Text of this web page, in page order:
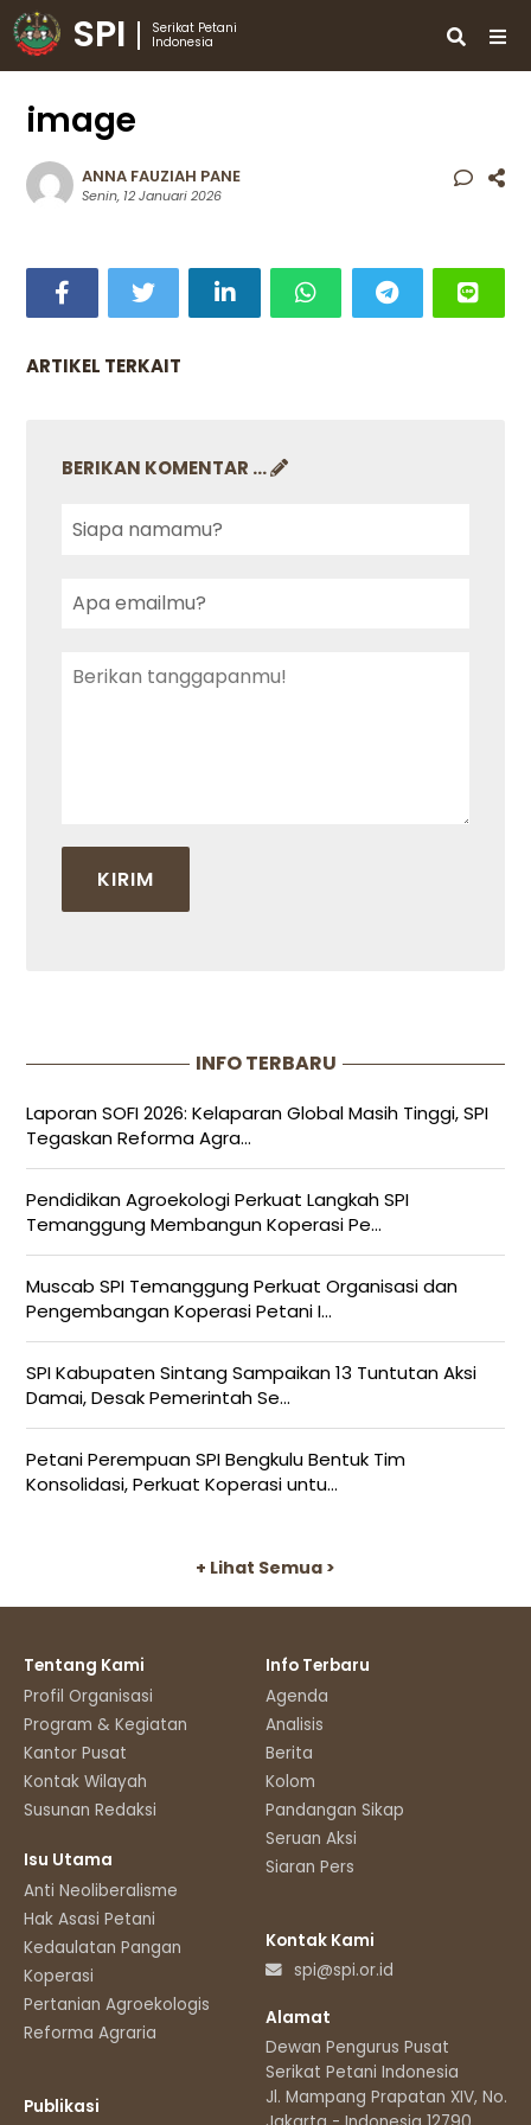
SPI
Serikat Petani
Indonesia
image
ANNA FAUZIAH PANE
Senin, 12 Januari 2026
ARTIKEL TERKAIT
BERIKAN KOMENTAR ...
INFO TERBARU
Laporan SOFI 2026: Kelaparan Global Masih Tinggi, SPI
Tegaskan Reforma Agra...
Pendidikan Agroekologi Perkuat Langkah SPI
Temanggung Membangun Koperasi Pe...
Muscab SPI Temanggung Perkuat Organisasi dan
Pengembangan Koperasi Petani I...
SPI Kabupaten Sintang Sampaikan 13 Tuntutan Aksi
Damai, Desak Pemerintah Se...
Petani Perempuan SPI Bengkulu Bentuk Tim
Konsolidasi, Perkuat Koperasi untu...
+ Lihat Semua >
Tentang Kami
Profil Organisasi
Program & Kegiatan
Kantor Pusat
Kontak Wilayah
Susunan Redaksi
Isu Utama
Anti Neoliberalisme
Hak Asasi Petani
Kedaulatan Pangan
Koperasi
Pertanian Agroekologis
Reforma Agraria
Publikasi
Info Terbaru
Agenda
Analisis
Berita
Kolom
Pandangan Sikap
Seruan Aksi
Siaran Pers
Kontak Kami
spi@spi.or.id
Alamat
Dewan Pengurus Pusat
Serikat Petani Indonesia
Jl. Mampang Prapatan XIV, No.11